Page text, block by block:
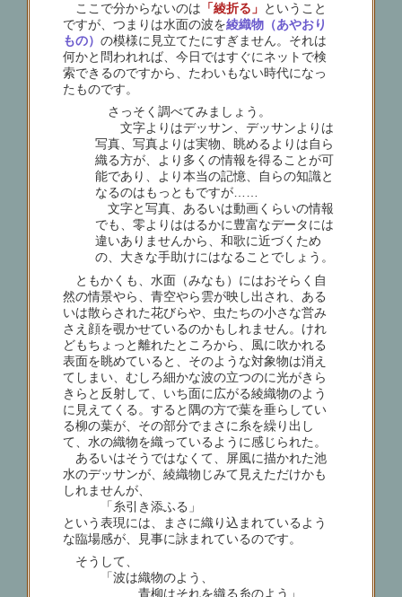
ここで分からないのは 「綾折る」 ということ
ですが、つまりは水面の波を綾織物（あやおり
もの）の模様に見立てたにすぎません。それは
何かと問われれば、今日ではすぐにネットで検
索できるのですから、たわいもない時代になっ
たものです。
さっそく調べてみましょう。
文字よりはデッサン、デッサンよりは
写真、写真よりは実物、眺めるよりは自ら
織る方が、より多くの情報を得ることが可
能であり、より本当の記憶、自らの知識と
なるのはもっともですが……
文字と写真、あるいは動画くらいの情報
でも、零よりははるかに豊富なデータには
違いありませんから、和歌に近づくため
の、大きな手助けにはなることでしょう。
ともかくも、水面（みなも）にはおそらく自
然の情景やら、青空やら雲が映し出され、ある
いは散らされた花びらや、虫たちの小さな営み
さえ顔を覗かせているのかもしれません。けれ
どもちょっと離れたところから、風に吹かれる
表面を眺めていると、そのような対象物は消え
てしまい、むしろ細かな波の立つのに光がきら
きらと反射して、いち面に広がる綾織物のよう
に見えてくる。すると隅の方で葉を垂らしてい
る柳の葉が、その部分でまさに糸を繰り出し
て、水の織物を織っているように感じられた。
あるいはそうではなくて、屏風に描かれた池
水のデッサンが、綾織物じみて見えただけかも
しれませんが、
「糸引き添ふる」
という表現には、まさに織り込まれているよう
な臨場感が、見事に詠まれているのです。
そうして、
「波は織物のよう、
青柳はそれを織る糸のよう」